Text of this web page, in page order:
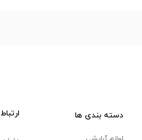
دسته بندی ها